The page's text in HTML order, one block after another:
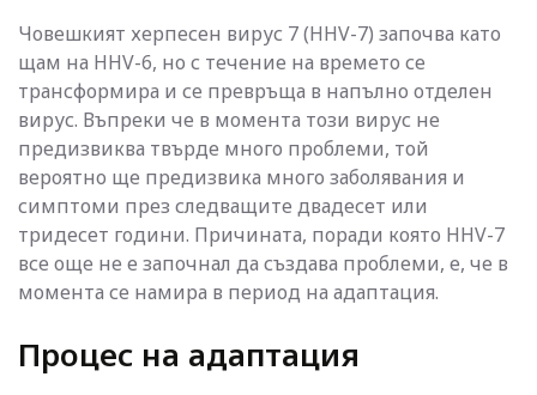
Човешкият херпесен вирус 7 (HHV-7) започва като
щам на HHV-6, но с течение на времето се
трансформира и се превръща в напълно отделен
вирус. Въпреки че в момента този вирус не
предизвиква твърде много проблеми, той
вероятно ще предизвика много заболявания и
симптоми през следващите двадесет или
тридесет години. Причината, поради която HHV-7
все още не е започнал да създава проблеми, е, че в
момента се намира в период на адаптация.
Процес на адаптация